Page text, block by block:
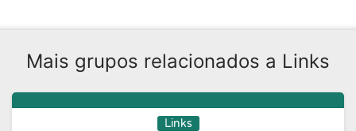
Mais grupos relacionados a Links
Links